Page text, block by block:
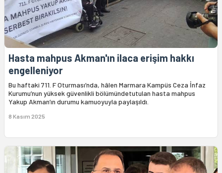
Hasta mahpus Akman'ın ilaca erişim hakkı
engelleniyor
Bu haftaki 711. F Oturması’nda, hâlen Marmara Kampüs Ceza İnfaz
Kurumu’nun yüksek güvenlikli bölümündetutulan hasta mahpus
Yakup Akman’ın durumu kamuoyuyla paylaşıldı.
8 Kasım 2025